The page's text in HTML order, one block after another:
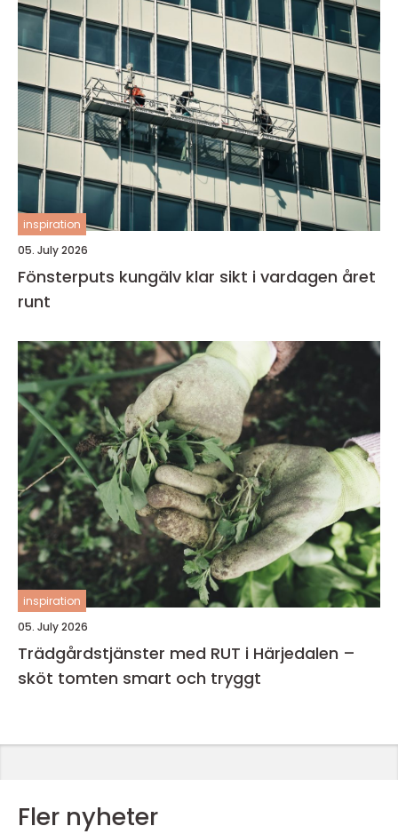
inspiration
05. July 2026
Fönsterputs kungälv klar sikt i vardagen året
runt
inspiration
05. July 2026
Trädgårdstjänster med RUT i Härjedalen –
sköt tomten smart och tryggt
Fler nyheter